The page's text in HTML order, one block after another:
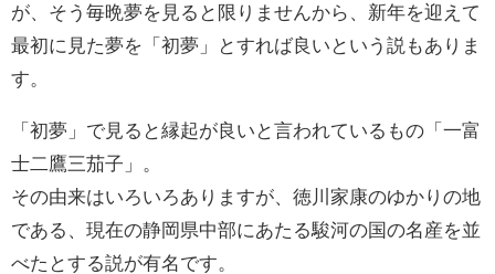
が、そう毎晩夢を見ると限りませんから、新年を迎えて
最初に見た夢を「初夢」とすれば良いという説もありま
す。
「初夢」で見ると縁起が良いと言われているもの「一富
士二鷹三茄子」。
その由来はいろいろありますが、徳川家康のゆかりの地
である、現在の静岡県中部にあたる駿河の国の名産を並
べたとする説が有名です。